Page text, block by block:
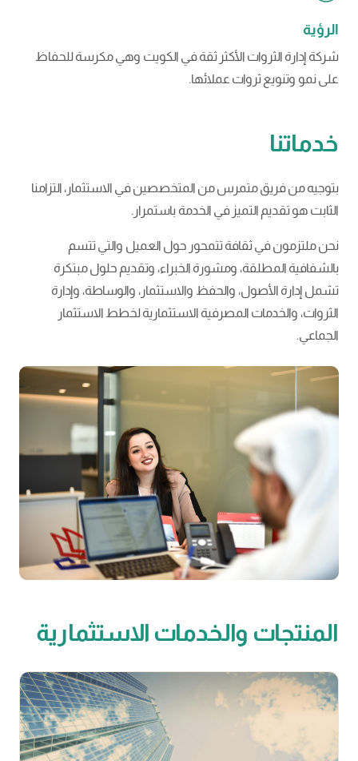
الرؤية
شركة إدارة الثروات الأكثر ثقة في الكويت وهي مكرسة للحفاظ
على نمو وتنويع ثروات عملائها.
خدماتنا
بتوجيه من فريق متمرس من المتخصصين في الاستثمار، التزامنا
الثابت هو تقديم التميز في الخدمة باستمرار.
نحن ملتزمون في ثقافة تتمحور حول العميل والتي تتسم
بالشفافية المطلقة، ومشورة الخبراء، وتقديم حلول مبتكرة
تشمل إدارة الأصول، والحفظ والاستثمار، والوساطة، وإدارة
الثروات، والخدمات المصرفية الاستثمارية لخطط الاستثمار
الجماعي.
المنتجات والخدمات الاستثمارية